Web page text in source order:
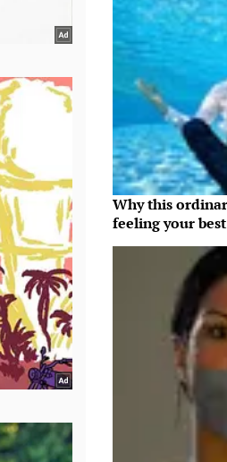
Why this
feeling your